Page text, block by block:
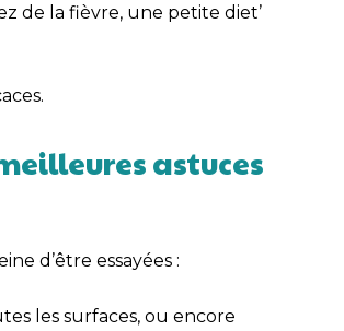
de la fièvre, une petite diet’
astuces
d’être essayées :
les surfaces, ou encore